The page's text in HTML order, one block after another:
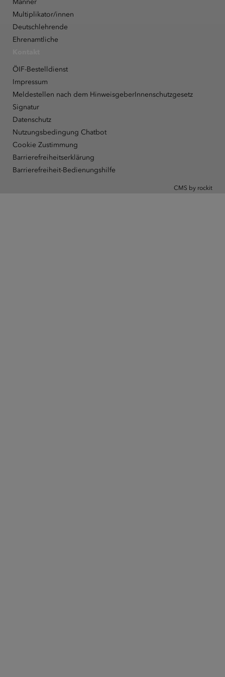
Männer
Multiplikator/innen
Deutschlehrende
Ehrenamtliche
ÖIF-Bestelldienst
Impressum
Meldestellen nach dem HinweisgeberInnenschutzgesetz
Signatur
Datenschutz
Nutzungsbedingung Chatbot
Cookie Zustimmung
Barrierefreiheitserklärung
Barrierefreiheit-Bedienungshilfe
CMS by rockit